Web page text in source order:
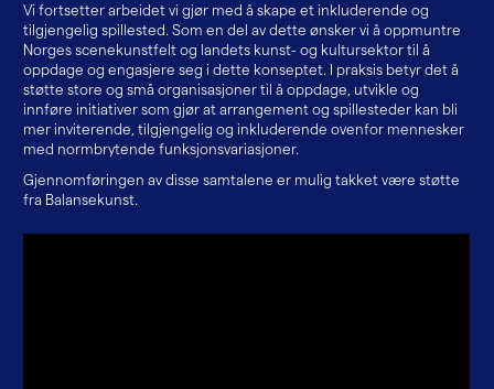
Vi fortsetter arbeidet vi gjør med å skape et inkluderende og
tilgjengelig spillested. Som en del av dette ønsker vi å oppmuntre
Norges scenekunstfelt og landets kunst- og kultursektor til å
oppdage og engasjere seg i dette konseptet. I praksis betyr det å
støtte store og små organisasjoner til å oppdage, utvikle og
innføre initiativer som gjør at arrangement og spillesteder kan bli
mer inviterende, tilgjengelig og inkluderende ovenfor mennesker
med normbrytende funksjonsvariasjoner.
Gjennomføringen av disse samtalene er mulig takket være støtte
fra Balansekunst.